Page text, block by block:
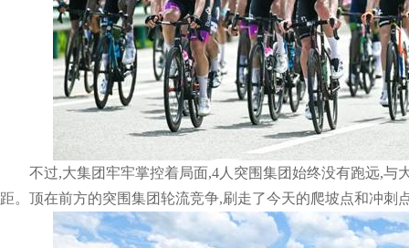
不过,大集团牢牢掌控着局面,4人突围集团始终没有跑远,与
距。顶在前方的突围集团轮流竞争,刷走了今天的爬坡点和冲刺